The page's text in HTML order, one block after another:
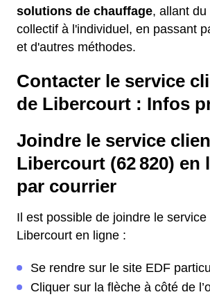
solutions de chauffage, allant
collectif à l'individuel, en passant
et d'autres méthodes.
Contacter le service
de Libercourt : Infos
Joindre le service
Libercourt (62 820) en
par courrier
Il est possible de joindre le
Libercourt en ligne :
Se rendre sur le site EDF
Cliquer sur la flèche à côté de